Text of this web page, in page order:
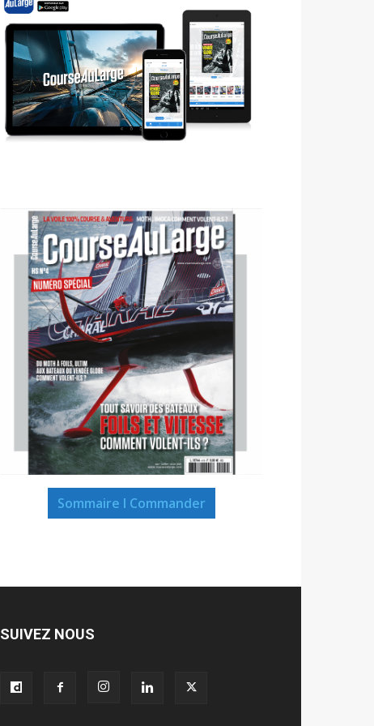
Sommaire I Commander
SUIVEZ NOUS